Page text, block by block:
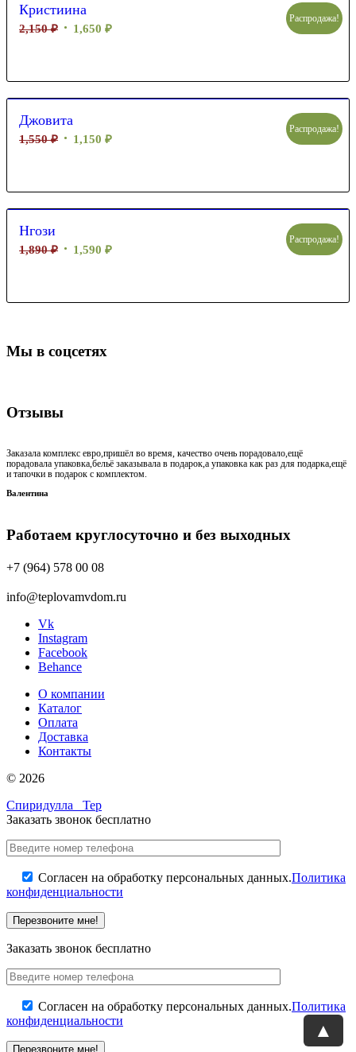
Кристиина
2,150₽ 1,650 ₽
Распродажа!
Джовита
1,550₽ 1,150 ₽
Распродажа!
Нгози
1,890₽ 1,590 ₽
Распродажа!
Мы в соцсетях
Отзывы
Заказала комплекс евро,пришёл во время, качество очень порадовало,ещё
порадовала упаковка,бельё заказывала в подарок,а упаковка как раз для подарка,ещё
и тапочки в подарок с комплектом.
Валентина
Работаем круглосуточно и без выходных
+7 (964) 578 00 08
info@teplovamvdom.ru
Vk
Instagram
Facebook
Behance
О компании
Каталог
Оплата
Доставка
Контакты
© 2026
Спиридулла
Тер
▲
Заказать звонок бесплатно
Согласен на обработку персональных данных.Политика
конфиденциальности
Заказать звонок бесплатно
Согласен на обработку персональных данных.Политика
конфиденциальности